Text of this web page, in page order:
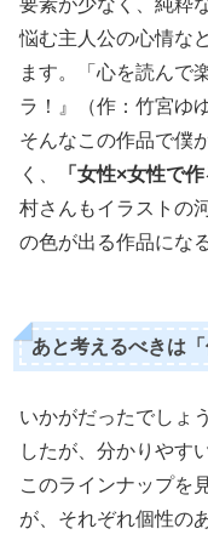
悩む主人公の心情な
ます。「心を読んで
ラ！』（作：竹宮ゆ
そんなこの作品で僕
く、
「女性×女性で
村さんもイラストの
の色が出る作品にな
あと考えるべきは「
いかがだったでしょ
したが、分かりやす
このラインナップを
が、それぞれ個性の